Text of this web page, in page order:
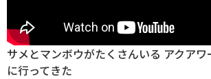
サメとマンボウがたくさんいる アクア
に行ってきた